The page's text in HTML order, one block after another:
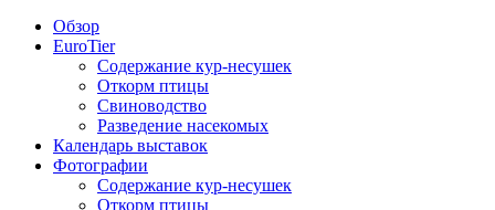
Обзор
EuroTier
Содержание кур-несушек
Откорм птицы
Свиноводство
Разведение насекомых
Календарь выставок
Фотографии
Содержание кур-несушек
Откорм птицы